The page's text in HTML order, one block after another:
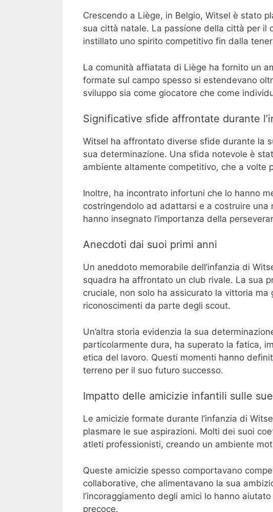
Crescendo a Liège, in Belgio, Witsel è stato
sua città natale. La passione della città per il
instillato uno spirito competitivo fin dalla
La comunità affiatata di Liège ha fornito un
formate sul campo spesso si estendevano
sviluppo sia come giocatore che come
Significative sfide affrontate durante
Witsel ha affrontato diverse sfide durante la
sua determinazione. Una sfida notevole è
ambiente altamente competitivo, che a volte
Inoltre, ha incontrato infortuni che lo hanno
costringendolo ad adattarsi e a costruire una
hanno insegnato l’importanza della
Anecdoti dai suoi primi anni
Un aneddoto memorabile dell’infanzia di
squadra ha affrontato un club rivale. La sua
cruciale, non solo ha assicurato la vittoria
riconoscimenti da parte degli scout.
Un’altra storia evidenzia la sua
particolarmente dura, ha superato la fatica,
etica del lavoro. Questi momenti hanno
terreno per il suo futuro successo.
Impatto delle amicizie infantili sulle
Le amicizie formate durante l’infanzia di
plasmare le sue aspirazioni. Molti dei suoi
atleti professionisti, creando un ambiente
Queste amicizie spesso comportavano
collaborative, che alimentavano la sua
l’incoraggiamento degli amici lo hanno
precoce.